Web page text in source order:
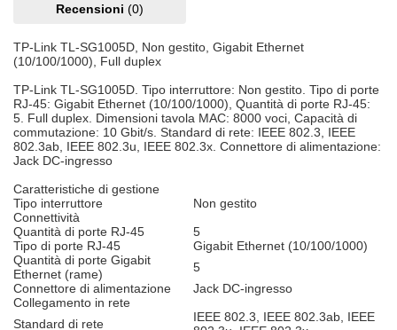
Recensioni (0)
TP-Link TL-SG1005D, Non gestito, Gigabit Ethernet
(10/100/1000), Full duplex
TP-Link TL-SG1005D. Tipo interruttore: Non gestito. Tipo di porte
RJ-45: Gigabit Ethernet (10/100/1000), Quantità di porte RJ-45:
5. Full duplex. Dimensioni tavola MAC: 8000 voci, Capacità di
commutazione: 10 Gbit/s. Standard di rete: IEEE 802.3, IEEE
802.3ab, IEEE 802.3u, IEEE 802.3x. Connettore di alimentazione:
Jack DC-ingresso
Caratteristiche di gestione
Tipo interruttore
Non gestito
Connettività
Quantità di porte RJ-45
5
Tipo di porte RJ-45
Gigabit Ethernet (10/100/1000)
Quantità di porte Gigabit
Ethernet (rame)
5
Connettore di alimentazione
Jack DC-ingresso
Collegamento in rete
Standard di rete
IEEE 802.3, IEEE 802.3ab, IEEE